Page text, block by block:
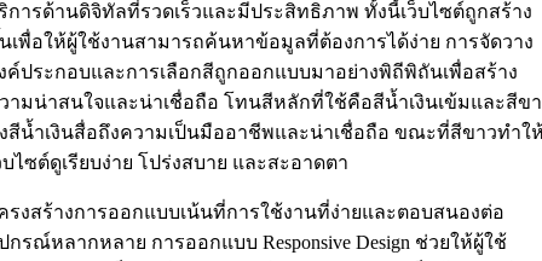
การด้านดิจิทัลที่รวดเร็วและมีประสิทธิภาพ ทั้งนี้เว็บไซต์ถูกสร้าง
เพื่อให้ผู้ใช้งานสามารถค้นหาข้อมูลที่ต้องการได้ง่าย การจัดวาง
ค์ประกอบและการเลือกสีถูกออกแบบมาอย่างพิถีพิถันเพื่อสร้าง
ามน่าสนใจและน่าเชื่อถือ โทนสีหลักที่ใช้คือสีน้ำเงินเข้มและสีข
สีน้ำเงินสื่อถึงความเป็นมืออาชีพและน่าเชื่อถือ ขณะที่สีขาวทำใ
บไซต์ดูเรียบง่าย โปร่งสบาย และสะอาดตา
รงสร้างการออกแบบเน้นที่การใช้งานที่ง่ายและตอบสนองต่อ
กรณ์หลากหลาย การออกแบบ Responsive Design ช่วยให้ผู้ใช้